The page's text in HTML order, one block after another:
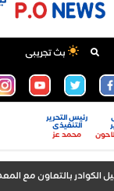
بث تجريبى
رئيس التحرير
التنفيذى
محمد عز
بالتعاون مع المعهد